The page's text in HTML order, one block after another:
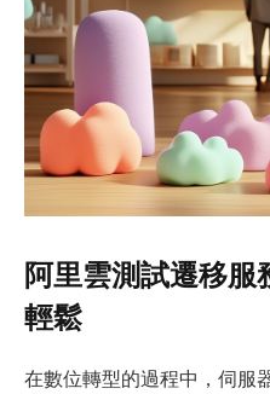
阿里雲測試遷移
輕鬆
在數位轉型的過程中，伺服